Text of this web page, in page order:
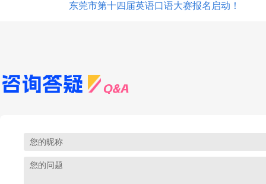
东莞市第十四届英语口语大赛报名启动！